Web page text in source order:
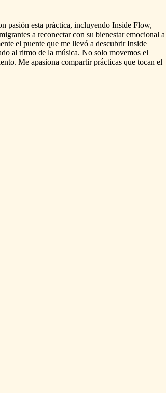
pasión esta práctica, incluyendo Inside Flow,
a reconectar con su bienestar emocional a
el puente que me llevó a descubrir Inside
al ritmo de la música. No solo movemos el
Me apasiona compartir prácticas que tocan el